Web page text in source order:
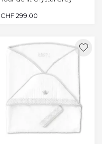
CHF299.00